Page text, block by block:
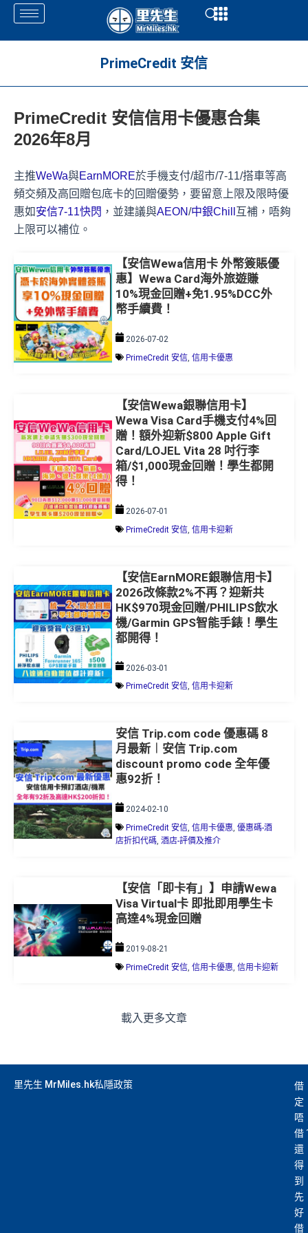
Skip
content
Open
PrimeCredit 安信
PrimeCredit 安信信用卡優惠合集
2026年8月
主推WeWa與EarnMORE於手機支付/超市/7-11/搭車等高
頻交頻及高回贈包底卡的回贈優勢，要留意上限及限時優
惠如安信7-11快閃 ，並建議與AEON/中銀Chill
互補，唔夠
上限可以補位。
【安信Wewa信用卡 外幣簽賬優
惠】Wewa Card海外旅遊賺
10%現金回贈+免1.95%DCC外
幣手續費！
2026-07-02
PrimeCredit 安信, 信用卡優惠
【安信Wewa銀聯信用卡】
Wewa Visa Card手機支付4%回
贈！額外迎新$800 Apple Gift
Card/LOJEL Vita 28 吋行李
箱/$1,000現金回贈！學生都開
得！
2026-07-01
PrimeCredit 安信, 信用卡迎新
【安信EarnMORE銀聯信用卡】
2026改條款2%不再？迎新共
HK$970現金回贈/PHILIPS飲水
機/Garmin GPS智能手錶！學生
都開得！
2026-03-01
PrimeCredit 安信, 信用卡迎新
安信 Trip.com code 優惠碼 8
月最新︱安信 Trip.com
discount promo code 全年優
惠92折！
2024-02-10
PrimeCredit 安信, 信用卡優惠, 優惠碼-酒
店折扣代碼, 酒店-評價及推介
【安信「即卡有」】申請Wewa
Visa Virtual卡 即批即用學生卡
高達4%現金回贈
2019-08-21
PrimeCredit 安信, 信用卡優惠 信用卡迎新
載入更多文章
里先生 MrMiles.hk私隱政策
借
定
唔
借
還
得
到
先
好
借